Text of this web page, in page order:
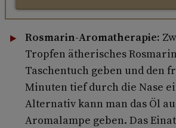
Rosmarin-Aromatherapie:
Tropfen ätherisches
Taschentuch geben und den
Minuten tief durch die Nase
Alternativ kann man das Öl
Aromalampe geben. Das